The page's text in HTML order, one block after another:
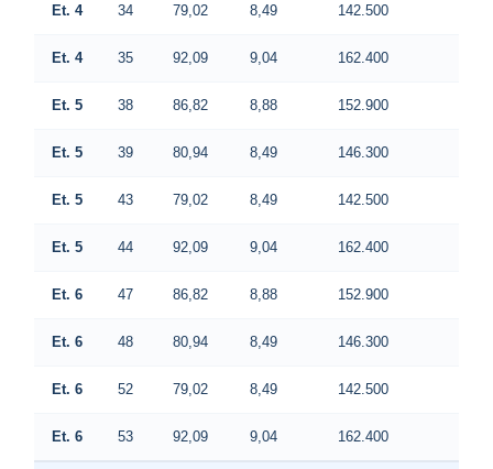
Et. 4 34 79,02 8,49 142.500
Et. 4 35 92,09 9,04 162.400
Et. 5 38 86,82 8,88 152.900
Et. 5 39 80,94 8,49 146.300
Et. 5 43 79,02 8,49 142.500
Et. 5 44 92,09 9,04 162.400
Et. 6 47 86,82 8,88 152.900
Et. 6 48 80,94 8,49 146.300
Et. 6 52 79,02 8,49 142.500
Et. 6 53 92,09 9,04 162.400